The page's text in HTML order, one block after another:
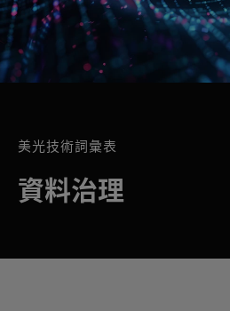
美光技術詞彙表
資料治理